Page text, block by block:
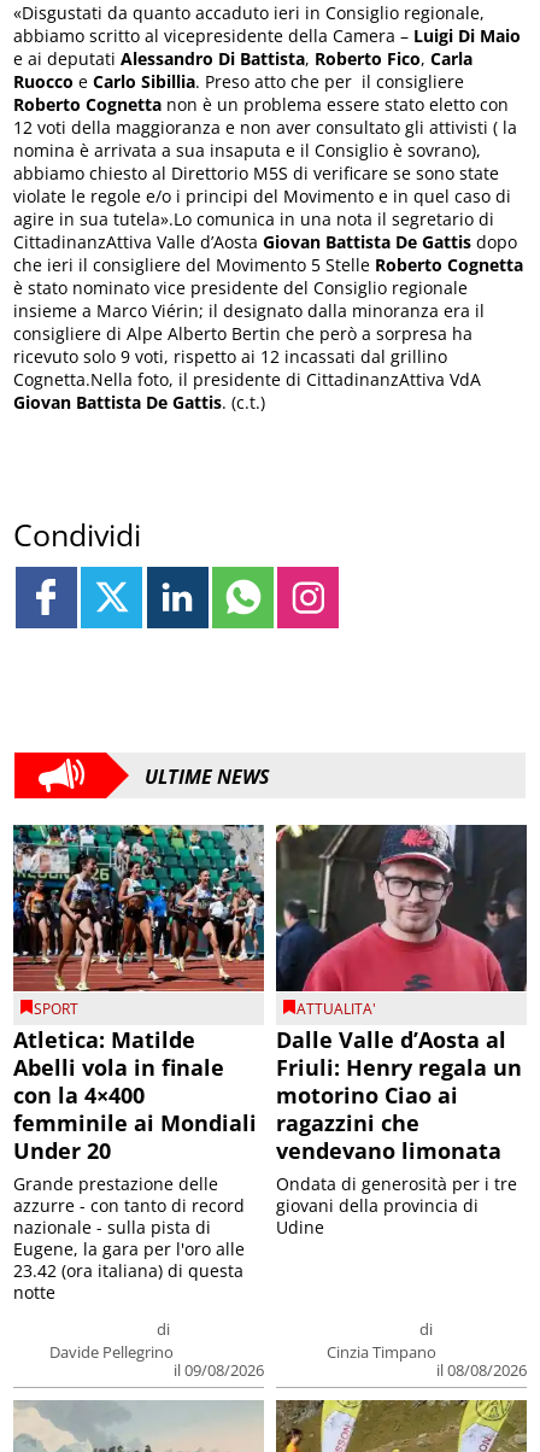
«Disgustati da quanto accaduto ieri in Consiglio regionale,
abbiamo scritto al vicepresidente della Camera – Luigi Di Maio
e ai deputatiAlessandro Di Battista, Roberto Fico, Carla
Ruocco e Carlo Sibillia. Preso atto che per il consigliere
Roberto Cognetta non è un problema essere stato eletto con
12 voti della maggioranza e non aver consultato gli attivisti ( la
nomina è arrivata a sua insaputa e il Consiglio è sovrano),
abbiamo chiesto al Direttorio M5S di verificare se sono state
violate le regole e/o i principi del Movimento e in quel caso di
agire in sua tutela».Lo comunica in una nota il segretario di
CittadinanzAttiva Valle d’AostaGiovan Battista De Gattis dopo
che ieri il consigliere del Movimento 5 Stelle Roberto Cognetta
è stato nominato vice presidente del Consiglio regionale
insieme a Marco Viérin; il designato dalla minoranza era il
consigliere di Alpe Alberto Bertin che però a sorpresa ha
ricevuto solo 9 voti, rispetto ai 12 incassati dal grillino
Cognetta.Nella foto, il presidente di CittadinanzAttiva VdA
Giovan Battista De Gattis. (c.t.)
Condividi
ULTIME NEWS
SPORT
Atletica: Matilde
Abelli vola in finale
con la 4×400
femminile ai Mondiali
Under 20
di
Davide Pellegrino
il 09/08/2026
Grande prestazione delle
azzurre - con tanto di record
nazionale - sulla pista di
Eugene, la gara per l'oro alle
23.42 (ora italiana) di questa
notte
ATTUALITA'
Dalle Valle d’Aosta al
Friuli: Henry regala un
motorino Ciao ai
ragazzini che
vendevano limonata
di
Cinzia Timpano
il 08/08/2026
Ondata di generosità per i tre
giovani della provincia di
Udine